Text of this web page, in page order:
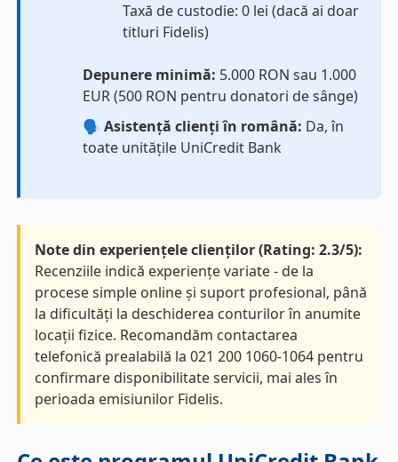
Taxă de custodie: 0 lei (dacă ai doar
titluri Fidelis)
Depunere minimă: 5.000 RON sau 1.000
EUR (500 RON pentru donatori de sânge)
🗣️ Asistență clienți în română: Da, în
toate unitățile UniCredit Bank
Note din experiențele clienților (Rating: 2.3/5):
Recenziile indică experiențe variate - de la
procese simple online și suport profesional, până
la dificultăți la deschiderea conturilor în anumite
locații fizice. Recomandăm contactarea
telefonică prealabilă la 021 200 1060-1064 pentru
confirmare disponibilitate servicii, mai ales în
perioada emisiunilor Fidelis.